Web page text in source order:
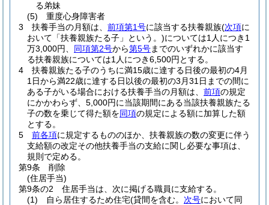
る弟妹
(5)
重度心身障害者
3
扶養手当の月額は、 前項第1号に該当する扶養親族(次項に
おいて「扶養親族たる子」という。)については1人につき1
万3,000円、 同項第2号から第5号までのいずれかに該当す
る扶養親族については1人につき6,500円とする。
4
扶養親族たる子のうちに満15歳に達する日後の最初の4月
1日から満22歳に達する日以後の最初の3月31日までの間に
ある子がいる場合における扶養手当の月額は、 前項の規定
にかかわらず、5,000円に当該期間にある当該扶養親族たる
子の数を乗じて得た額を同項の規定による額に加算した額
とする。
5
前各項に規定するもののほか、扶養親族の数の変更に伴う
支給額の改定その他扶養手当の支給に関し必要な事項は、
規則で定める。
第9条
削除
(住居手当)
第9条の2
住居手当は、次に掲げる職員に支給する。
(1)
自ら居住するため住宅(貸間を含む。 次号において同